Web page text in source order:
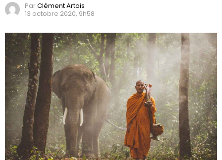
ParClément Artois
13 octobre 2020, 9h58